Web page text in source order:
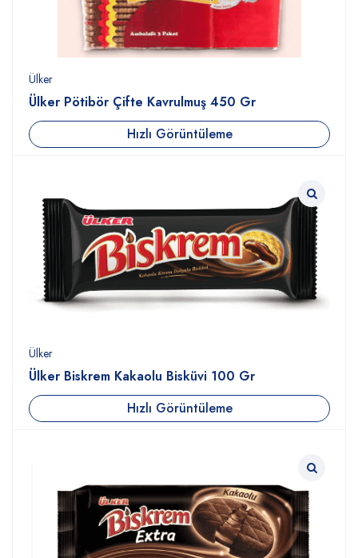
Ülker
Ülker Pötibör Çifte Kavrulmuş 450 Gr
Hızlı Görüntüleme
Ülker
Ülker Biskrem Kakaolu Bisküvi 100 Gr
Hızlı Görüntüleme